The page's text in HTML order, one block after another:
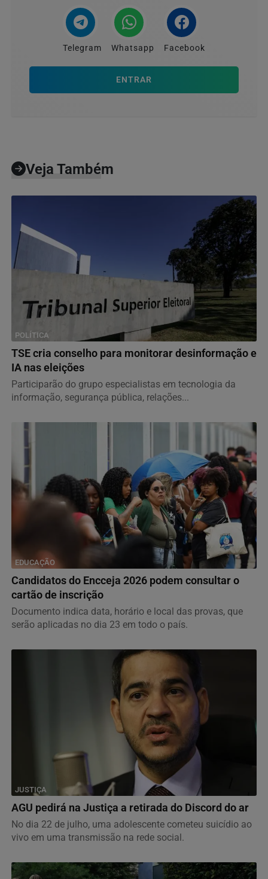
Telegram Whatsapp Facebook
ENTRAR
Veja Também
POLÍTICA
TSE cria conselho para monitorar desinformação e
IA nas eleições
Participarão do grupo especialistas em tecnologia da
informação, segurança pública, relações...
EDUCAÇÃO
Candidatos do Encceja 2026 podem consultar o
cartão de inscrição
Documento indica data, horário e local das provas, que
serão aplicadas no dia 23 em todo o país.
JUSTIÇA
AGU pedirá na Justiça a retirada do Discord do ar
No dia 22 de julho, uma adolescente cometeu suicídio ao
vivo em uma transmissão na rede social.